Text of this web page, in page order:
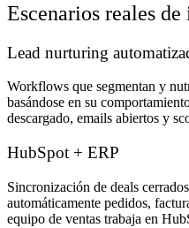
Escenarios reales
Lead nurturing
Workflows que segmentan y
basándose en su
descargado, emails abiertos y
HubSpot + ERP
Sincronización de deals
automáticamente pedidos,
equipo de ventas trabaja en